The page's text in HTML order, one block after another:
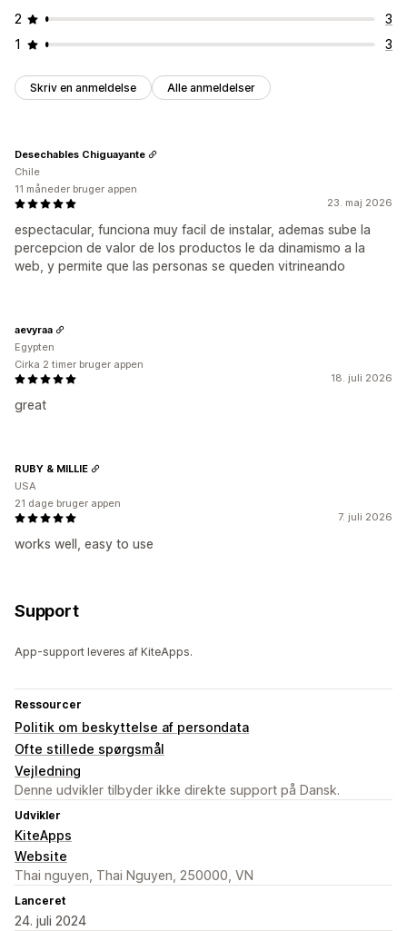
2
3
1
3
Skriv en anmeldelse Alle anmeldelser
23. maj 2026
espectacular, funciona muy facil de instalar, ademas sube la
percepcion de valor de los productos le da dinamismo a la
web, y permite que las personas se queden vitrineando
Desechables Chiguayante
Chile
11 måneder bruger appen
18. juli 2026
great
aevyraa
Egypten
Cirka 2 timer bruger appen
7. juli 2026
works well, easy to use
RUBY & MILLIE
USA
21 dage bruger appen
Support
App-support leveres af KiteApps.
Ressourcer
Politik om beskyttelse af persondata
Ofte stillede spørgsmål
Vejledning
Denne udvikler tilbyder ikke direkte support på Dansk.
Udvikler
KiteApps
Website
Thai nguyen, Thai Nguyen, 250000, VN
Lanceret
24. juli 2024